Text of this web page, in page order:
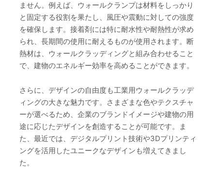
ません。例えば、ウォールクランプは材料をしっかり
と固定する役割を果たし、風圧や震動に対しての強度
を確保します。接着剤には特に耐水性や耐熱性が求め
られ、長期間の使用に耐えるものが使用されます。断
熱材は、ウォールクラッディングと組み合わせること
で、建物のエネルギー効率を高めることができます。
さらに、デザインの自由度も工業用ウォールクラッデ
ィングの大きな魅力です。さまざまな色やテクスチャ
ーが選べるため、企業のブランドイメージや建物の用
途に応じたデザインを創造することが可能です。ま
た、最近では、デジタルプリント技術や3Dプリンティ
ングを活用したユニークなデザインも増えてきまし
た。